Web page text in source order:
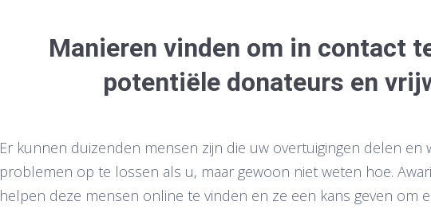
Manieren vinden om in contact
potentiële donateurs en
Er kunnen duizenden mensen zijn die uw overtuigingen delen
problemen op te lossen als u, maar gewoon niet weten hoe.
helpen deze mensen online te vinden en ze een kans geven om